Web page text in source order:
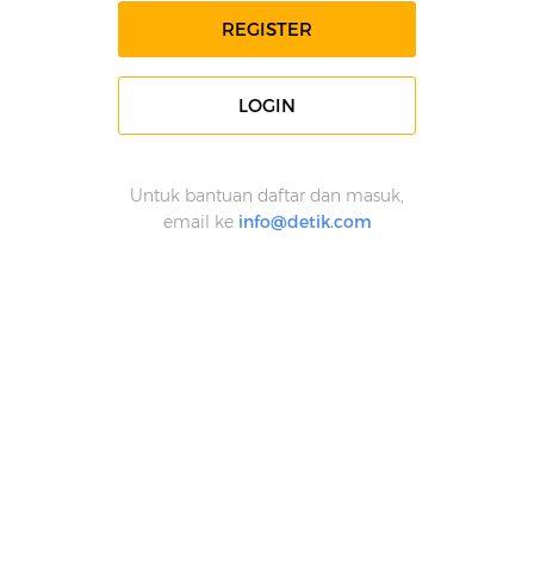
REGISTER
LOGIN
Untuk bantuan daftar dan masuk,
email ke info@detik.com